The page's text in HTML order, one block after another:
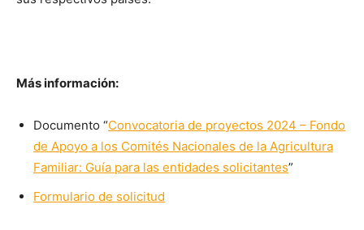
Más información:
Documento “Convocatoria de proyectos 2024 – Fondo
de Apoyo a los Comités Nacionales de la Agricultura
Familiar: Guía para las entidades solicitantes”
Formulario de solicitud